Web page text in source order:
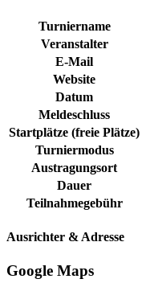
Turniername
Veranstalter
E-Mail
Website
Datum
Meldeschluss
Startplätze (freie Plätze)
Turniermodus
Austragungsort
Dauer
Teilnahmegebühr
Ausrichter & Adresse
Google Maps